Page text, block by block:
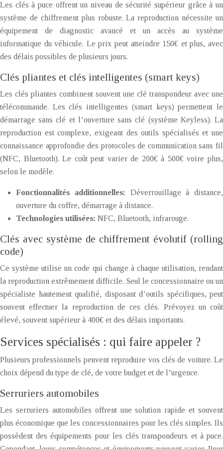
Les clés à puce offrent un niveau de sécurité supérieur grâce à un
système de chiffrement plus robuste. La reproduction nécessite un
équipement de diagnostic avancé et un accès au système
informatique du véhicule. Le prix peut atteindre 150€ et plus, avec
des délais possibles de plusieurs jours.
Clés pliantes et clés intelligentes (smart keys)
Les clés pliantes combinent souvent une clé transpondeur avec une
télécommande. Les clés intelligentes (smart keys) permettent le
démarrage sans clé et l’ouverture sans clé (système Keyless). La
reproduction est complexe, exigeant des outils spécialisés et une
connaissance approfondie des protocoles de communication sans fil
(NFC, Bluetooth). Le coût peut varier de 200€ à 500€ voire plus,
selon le modèle.
Fonctionnalités additionnelles: Déverrouillage à distance,
ouverture du coffre, démarrage à distance.
Technologies utilisées: NFC, Bluetooth, infrarouge.
Clés avec système de chiffrement évolutif (rolling
code)
Ce système utilise un code qui change à chaque utilisation, rendant
la reproduction extrêmement difficile. Seul le concessionnaire ou un
spécialiste hautement qualifié, disposant d’outils spécifiques, peut
souvent effectuer la reproduction de ces clés. Prévoyez un coût
élevé, souvent supérieur à 400€ et des délais importants.
Services spécialisés : qui faire appeler ?
Plusieurs professionnels peuvent reproduire vos clés de voiture. Le
choix dépend du type de clé, de votre budget et de l’urgence.
Serruriers automobiles
Les serruriers automobiles offrent une solution rapide et souvent
plus économique que les concessionnaires pour les clés simples. Ils
possèdent des équipements pour les clés transpondeurs et à puce.